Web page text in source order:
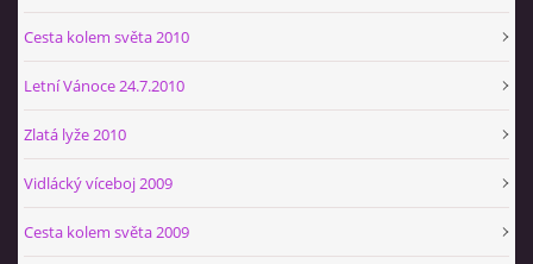
Cesta kolem světa 2010
Letní Vánoce 24.7.2010
Zlatá lyže 2010
Vidlácký víceboj 2009
Cesta kolem světa 2009